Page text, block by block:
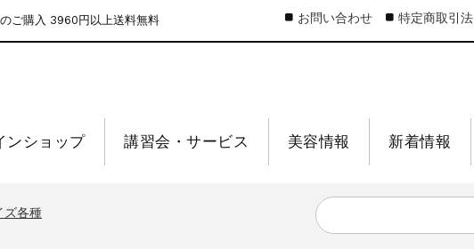
ご購入 3960円以上送料無料
ンショップ 講習会・サービス 美容情報 新着情報
お問い合わせ 特定商取引法
す
ズ各種